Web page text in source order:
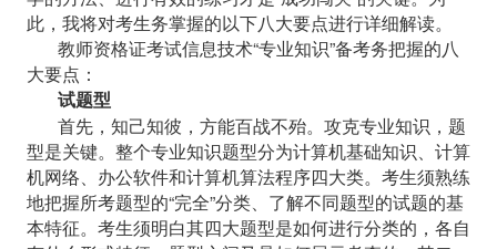
此，我将对考生务掌握的以下八大要点进行详细解读。
教师资格证考试信息技术“专业知识”备考务把握的八
大要点：
试题型
首先，知己知彼，方能百战不殆。攻克专业知识，题
型是关键。整个专业知识题型分为计算机基础知识、计算
机网络、办公软件和计算机算法程序四大类。考生须熟练
地把握所考题型的“完全”分类、了解不同题型的试题的基
本特征。考生须明白其四大题型是如何进行分类的，各自